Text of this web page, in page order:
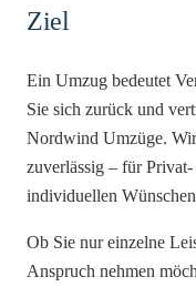
Ziel
Ein Umzug bedeutet
Sie sich zurück und
Nordwind Umzüge.
zuverlässig – für
individuellen
Ob Sie nur einzelne
Anspruch nehmen